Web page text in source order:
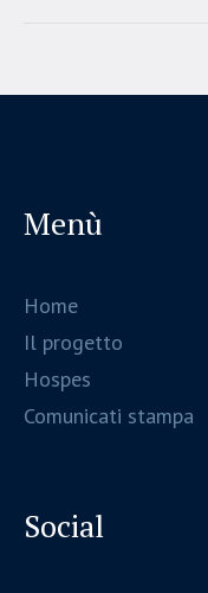
Menù
Home
Il progetto
Hospes
Comunicati stampa
Social